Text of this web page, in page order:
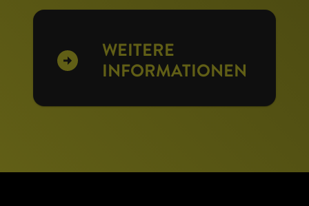
WEITERE
INFORMATIONEN